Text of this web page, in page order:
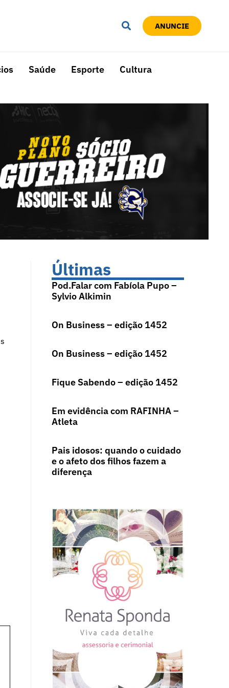
ANUNCIE
Saúde Esporte Cultura
Últimas
Pod.Falar com Fabíola Pupo –
Sylvio Alkimin
On Business – edição 1452
On Business – edição 1452
Fique Sabendo – edição 1452
Em evidência com RAFINHA –
Atleta
Pais idosos: quando o cuidado
e o afeto dos filhos fazem a
diferença